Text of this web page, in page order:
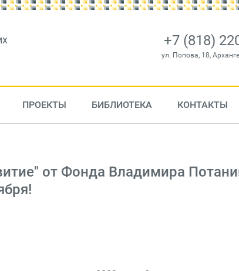
+7 (818)
ул. Попова, 18,
ПРОЕКТЫ БИБЛИОТЕКА КОНТАКТЫ
от Фонда Владимира